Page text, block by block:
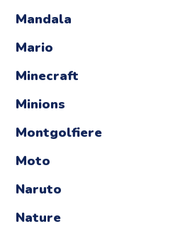
Mandala
Mario
Minecraft
Minions
Montgolfiere
Moto
Naruto
Nature